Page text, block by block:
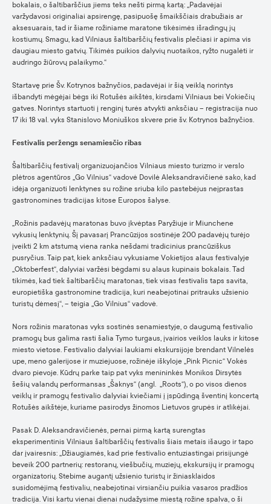
bokalais, o šaltibarščius jiems teks nešti pirmą kartą: „Padavėjai
varžydavosi originaliai apsirengę, pasipuošę šmaikščiais drabužiais ar
aksesuarais, tad ir šiame rožiniame maratone tikėsimės išradingų jų
kostiumų. Smagu, kad Vilniaus šaltibarščių festivalis plečiasi ir apima vis
daugiau miesto gatvių. Tikimės puikios dalyvių nuotaikos, ryžto nugalėti ir
audringo žiūrovų palaikymo.“
Startavę prie Šv. Kotrynos bažnyčios, padavėjai ir šią veiklą norintys
išbandyti mėgėjai bėgs iki Rotušės aikštės, kirsdami Vilniaus bei Vokiečių
gatves. Norintys startuoti į renginį turės atvykti anksčiau – registracija nuo
17 iki 18 val. vyks Stanislovo Moniuškos skvere prie šv. Kotrynos bažnyčios.
Festivalis peržengs senamiesčio ribas
Šaltibarščių festivalį organizuojančios Vilniaus miesto turizmo ir verslo
plėtros agentūros „Go Vilnius“ vadovė Dovilė Aleksandravičienė sako, kad
idėja organizuoti lenktynes su rožine sriuba kilo pastebėjus neįprastas
gastronomines tradicijas kitose Europos šalyse.
„Rožinis padavėjų maratonas buvo įkvėptas Paryžiuje ir Miunchene
vykusių lenktynių. Šį pavasarį Prancūzijos sostinėje 200 padavėjų turėjo
įveikti 2 km atstumą viena ranka nešdami tradicinius prancūziškus
pusryčius. Taip pat, kiek anksčiau vykusiame Vokietijos alaus festivalyje
„Oktoberfest“, dalyviai varžėsi bėgdami su alaus kupinais bokalais. Tad
tikimės, kad tiek šaltibarščių maratonas, tiek visas festivalis taps savita,
europietiška gastronomine tradicija, kuri neabejotinai pritrauks užsienio
turistų dėmesį“, – teigia „Go Vilnius“ vadovė.
Nors rožinis maratonas vyks sostinės senamiestyje, o daugumą festivalio
pramogų bus galima rasti šalia Tymo turgaus, įvairios veiklos lauks ir kitose
miesto vietose. Festivalio dalyviai laukiami ekskursijoje brendant Vilnelės
upe, meno galerijose ir muziejuose, rožinėje iškyloje „Pink Picnic“ Vokės
dvaro pievoje. Kūdrų parke taip pat vyks menininkės Monikos Dirsytės
šešių valandų performansas „Šaknys“ (angl. „Roots“), o po visos dienos
veiklų ir pramogų festivalio dalyviai kviečiami į įspūdingą šventinį koncertą
Rotušės aikštėje, kuriame pasirodys žinomos Lietuvos grupės ir atlikėjai.
Pasak D. Aleksandravičienės, pernai pirmą kartą surengtas
eksperimentinis Vilniaus šaltibarščių festivalis šiais metais išaugo ir tapo
dar įvairesnis: „Džiaugiamės, kad prie festivalio entuziastingai prisijungė
beveik 200 partnerių: restoranų, viešbučių, muziejų, ekskursijų ir pramogų
organizatorių. Stebime augantį užsienio turistų ir žiniasklaidos
susidomėjimą festivaliu, neabejotinai virsiančiu puikia vasaros pradžios
tradicija. Visi kartu vienai dienai nudažysime miestą rožine spalva, o ši